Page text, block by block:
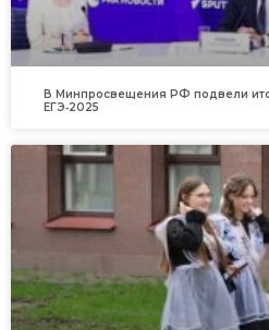
В Минпросвещения РФ подвели
ЕГЭ‑2025